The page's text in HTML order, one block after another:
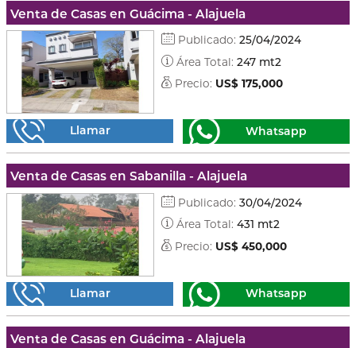
Venta de Casas en Guácima - Alajuela
Publicado: 25/04/2024
Área Total: 247 mt2
Precio: US$ 175,000
Llamar Whatsapp
Venta de Casas en Sabanilla - Alajuela
Publicado: 30/04/2024
Área Total: 431 mt2
Precio: US$ 450,000
Llamar Whatsapp
Venta de Casas en Guácima - Alajuela